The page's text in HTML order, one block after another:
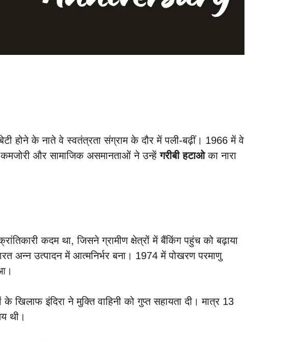
होने के नाते वे स्वतंत्रता संग्राम के दौर में पली-बढ़ीं। 1966 में वे
और सामाजिक असमानताओं ने उन्हेंगरीबी हटाओका नारा
कदम था, जिसने ग्रामीण क्षेत्रों में बैंकिंग पहुंच को बढ़ाया
अन्न उत्पादन में आत्मनिर्भर बना। 1974 में पोखरण परमाणु
खिलाफ इंदिरा ने मुक्ति वाहिनी को गुप्त सहायता दी। मात्र 13
थी।